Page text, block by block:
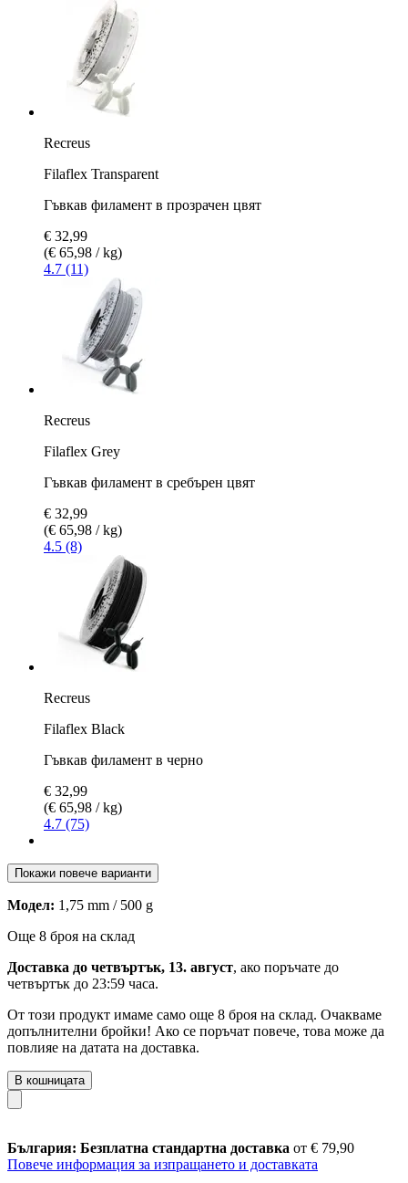
Recreus
Filaflex Transparent
Гъвкав филамент в прозрачен цвят
€ 32,99
(€ 65,98 / kg)
4.7 (11)
Recreus
Filaflex Grey
Гъвкав филамент в сребърен цвят
€ 32,99
(€ 65,98 / kg)
4.5 (8)
Recreus
Filaflex Black
Гъвкав филамент в черно
€ 32,99
(€ 65,98 / kg)
4.7 (75)
Покажи повече варианти
Модел: 1,75 mm / 500 g
Още 8 броя на склад
Доставка до четвъртък, 13. август, ако поръчате до
четвъртък до 23:59 часа.
От този продукт имаме само още 8 броя на склад. Очакваме
допълнителни бройки! Ако се поръчат повече, това може да
повлияе на датата на доставка.
В кошницата
България: Безплатна стандартна доставка от € 79,90
Повече информация за изпращането и доставката